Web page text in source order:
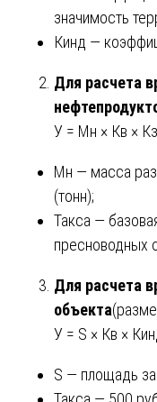
значимость
Кинд —
Для расчета
У = Мн × Кв ×
Мн — масса
(тонн);
Такса —
пресноводных
Для расчета
объекта
У = S × Кв ×
S — площадь